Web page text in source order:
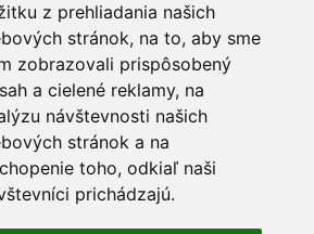
z prehliadania našich
stránok, na to, aby sme
zobrazovali prispôsobený
a cielené reklamy, na
návštevnosti našich
stránok a na
toho, odkiaľ naši
prichádzajú.
PORADŇA
Ako nakupovať
O drahých kovoch
Doprava a poštovné